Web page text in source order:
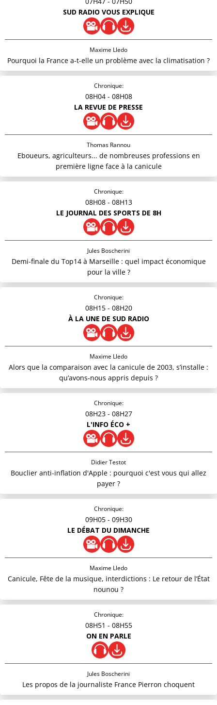
SUD RADIO VOUS EXPLIQUE
Maxime Lledo
Pourquoi la France a-t-elle un problème avec la climatisation ?
Chronique:
08H04 - 08H08
LA REVUE DE PRESSE
Thomas Rannou
Eboueurs, agriculteurs... de nombreuses professions en
première ligne face à la canicule
Chronique:
08H08 - 08H13
LE JOURNAL DES SPORTS DE 8H
Jules Boscherini
Demi-finale du Top14 à Marseille : quel impact économique
pour la ville ?
Chronique:
08H15 - 08H20
À LA UNE DE SUD RADIO
Maxime Lledo
Alors que la comparaison avec la canicule de 2003, s’installe :
qu’avons-nous appris depuis ?
Chronique:
08H23 - 08H27
L'INFO ÉCO +
Didier Testot
Bouclier anti-inflation d'Apple : pourquoi c'est vous qui allez
payer ?
Chronique:
09H05 - 09H30
LE DÉBAT DU DIMANCHE
Maxime Lledo
Canicule, Fête de la musique, interdictions : Le retour de l’État
nounou ?
Chronique:
08H51 - 08H55
ON EN PARLE
Jules Boscherini
Les propos de la journaliste France Pierron choquent